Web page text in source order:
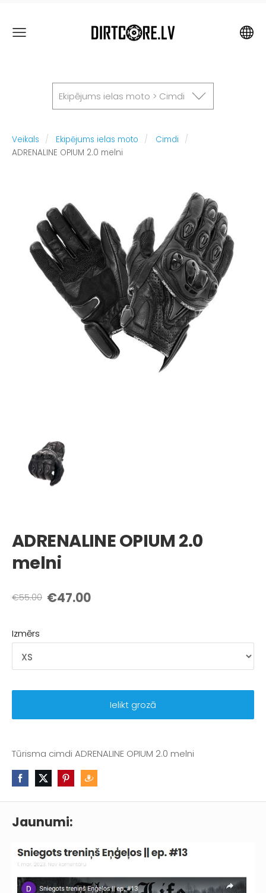
Ekipējums ielas moto > Cimdi
Jaunumi:
Veikals Ekipējums ielas moto
Cimdi
ADRENALINE OPIUM 2.0 melni
ADRENALINE OPIUM 2.0
melni
€55.00 €47.00
Izmērs
Ielikt grozā
Tūrisma cimdi ADRENALINE OPIUM 2.0 melni